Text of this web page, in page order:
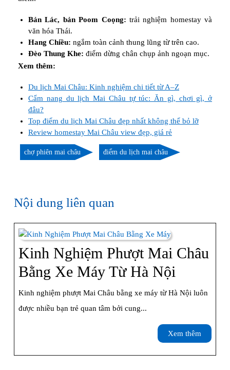
Bản Lác, bản Poom Coọng: trải nghiệm homestay và
văn hóa Thái.
Hang Chiều: ngắm toàn cảnh thung lũng từ trên cao.
Đèo Thung Khe: điểm dừng chân chụp ảnh ngoạn mục.
Xem thêm:
Du lịch Mai Châu: Kinh nghiệm chi tiết từ A–Z
Cẩm nang du lịch Mai Châu tự túc: Ăn gì, chơi gì, ở
đâu?
Top điểm du lịch Mai Châu đẹp nhất không thể bỏ lỡ
Review homestay Mai Châu view đẹp, giá rẻ
chợ phiên mai châu điểm du lịch mai châu
Nội dung liên quan
Kinh Nghiệm Phượt Mai Châu
Bằng Xe Máy Từ Hà Nội
Nghiệm
Mai
Châu
Kinh nghiệm phượt Mai Châu bằng xe máy từ Hà Nội luôn
được nhiều bạn trẻ quan tâm bởi cung...
Xem thêm
thêm